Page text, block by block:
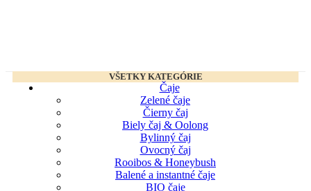
VŠETKY KATEGÓRIE
Čaje
Zelené čaje
Čierny čaj
Biely čaj & Oolong
Bylinný čaj
Ovocný čaj
Rooibos & Honeybush
Balené a instantné čaje
BIO čaje